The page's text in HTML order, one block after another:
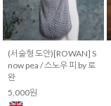
(서술형 도안)[ROWAN] S
now pea / 스노우 피 by 로
완
5,000원